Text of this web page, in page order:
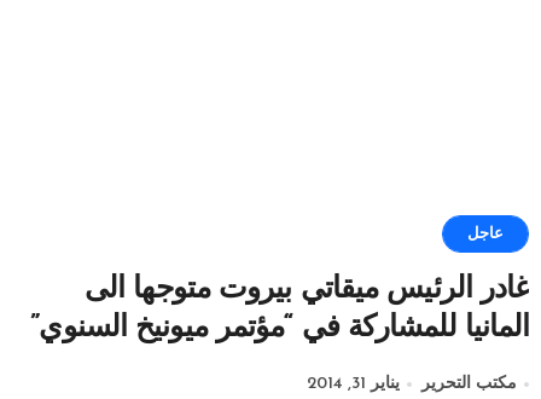
عاجل
غادر الرئيس ميقاتي بيروت متوجها الى
المانيا للمشاركة في “مؤتمر ميونيخ السنوي”
مكتب التحرير يناير 31, 2014